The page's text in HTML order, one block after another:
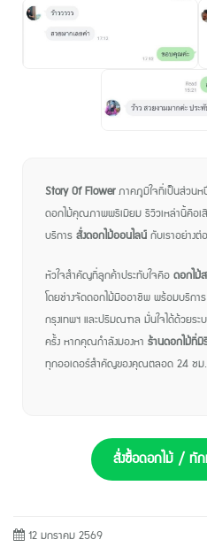
Story Of Flowerภาคภูมิใจที่เป็นส่วนห
ดอกไม้คุณภาพพรีเมียม รีวิวเหล่านี้คือเสี
บริการสั่งดอกไม้ออนไลน์กับเราอย่างต่
หัวใจสำคัญที่ลูกค้าประทับใจคือดอกไม้
โดยช่างจัดดอกไม้มืออาชีพ พร้อมบริการ
กรุงเทพฯ และปริมณฑล มั่นใจได้ด้วยร
ครั้ง หากคุณกำลังมองหา ร้านดอกไม้ที่มี
ทุกออเดอร์สำคัญของคุณตลอด 24 ชม.
สั่งซื้อดอกไม้ / ทั
12 มกราคม 2569